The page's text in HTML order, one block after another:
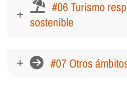
#06 Turismo
sostenible
#07 Otros